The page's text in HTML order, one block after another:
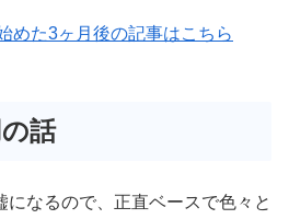
めた3ヶ月後の記事はこちら
話
になるので、正直ベースで色々と